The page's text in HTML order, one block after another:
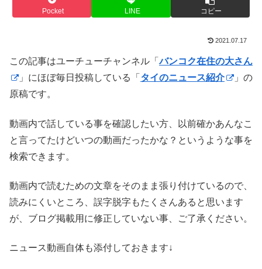
Pocket LINE コピー
2021.07.17
この記事はユーチューチャンネル「バンコク在住の大さん
」にほぼ毎日投稿している「 タイのニュース紹介
」の
原稿です。
動画内で話している事を確認したい方、以前確かあんなこ
と言ってたけどいつの動画だったかな？というような事を
検索できます。
動画内で読むための文章をそのまま張り付けているので、
読みにくいところ、誤字脱字もたくさんあると思います
が、ブログ掲載用に修正していない事、ご了承ください。
ニュース動画自体も添付しておきます↓